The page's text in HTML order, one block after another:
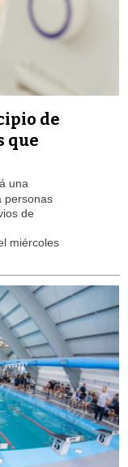
de
que
una
personas
de
miércoles